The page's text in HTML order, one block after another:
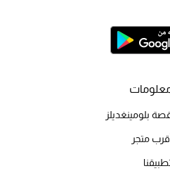
بلومينغديلز
متجر